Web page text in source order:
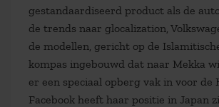
gestandaardiseerd product als de
de trends naar glocalization,
de modellen, gericht op de
kompas ingebouwd dat naar Mekka
er een speciaal opberg vak in voor de
Facebook heeft haar positie in Japan